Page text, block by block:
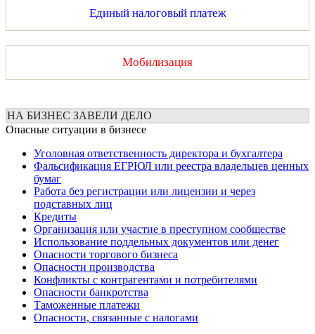
Единый налоговый платеж
Мобилизация
НА БИЗНЕС ЗАВЕЛИ ДЕЛО
Опасные ситуации в бизнесе
Уголовная ответственность директора и бухгалтера
Фальсификация ЕГРЮЛ или реестра владельцев ценных
бумаг
Работа без регистрации или лицензии и через
подставных лиц
Кредиты
Организация или участие в преступном сообществе
Использование поддельных документов или денег
Опасности торгового бизнеса
Опасности производства
Конфликты с контрагентами и потребителями
Опасности банкротства
Таможенные платежи
Опасности, связанные с налогами